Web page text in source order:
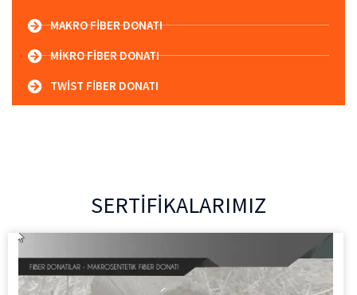
MAKRO FIBER DONATI
MIKRO FIBER DONATI
TWIST FIBER DONATI
SERTIFIKALARIMIZ